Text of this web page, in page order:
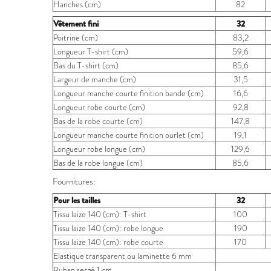
Hanches (cm)
82
Vêtement fini
32
Poitrine (cm)
83,2
Longueur T-shirt (cm)
59,6
Bas du T-shirt (cm)
85,6
Largeur de manche (cm)
31,5
Longueur manche courte finition bande (cm)
16,6
Longueur robe courte (cm)
92,8
Bas de la robe courte (cm)
147,8
Longueur manche courte finition ourlet (cm)
19,1
Longueur robe longue (cm)
129,6
Bas de la robe longue (cm)
85,6
Fournitures:
Pour les tailles 32
Tissu laize 140 (cm): T-shirt
100
Tissu laize 140 (cm): robe longue
190
Tissu laize 140 (cm): robe courte
170
Elastique transparent ou laminette 6 mm